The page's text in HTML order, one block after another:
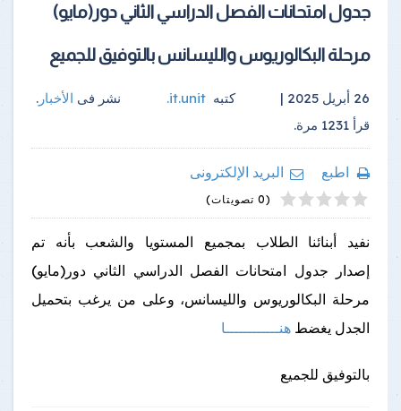
جدول امتحانات الفصل الدراسي الثاني دور(مايو)
مرحلة البكالوريوس والليسانس بالتوفيق للجميع
26 أبريل 2025 | كتبهit.unit
. نشر فى الأخبار .
قرأ 1231 مرة.
اطبع
البريد الإلكترونى
1
2
3
4
5 (0 تصويتات)
نفيد أبنائنا الطلاب بمجميع المستويا والشعب بأنه تم
إصدار جدول امتحانات الفصل الدراسي الثاني دور(مايو)
مرحلة البكالوريوس والليسانس، وعلى من يرغب بتحميل
الجدل يغضط هنــــــــــــا
بالتوفيق للجميع